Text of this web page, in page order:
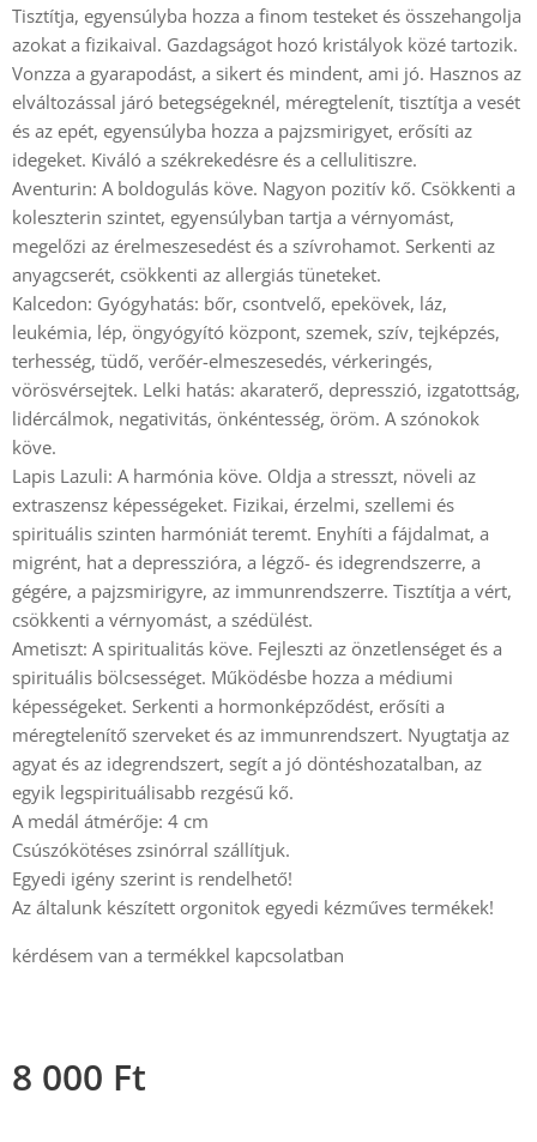
Tisztítja, egyensúlyba hozza a finom testeket és összehangolja
azokat a fizikaival. Gazdagságot hozó kristályok közé tartozik.
Vonzza a gyarapodást, a sikert és mindent, ami jó. Hasznos az
elváltozással járó betegségeknél, méregtelenít, tisztítja a vesét
és az epét, egyensúlyba hozza a pajzsmirigyet, erősíti az
idegeket. Kiváló a székrekedésre és a cellulitiszre.
Aventurin: A boldogulás köve. Nagyon pozitív kő. Csökkenti a
koleszterin szintet, egyensúlyban tartja a vérnyomást,
megelőzi az érelmeszesedést és a szívrohamot. Serkenti az
anyagcserét, csökkenti az allergiás tüneteket.
Kalcedon: Gyógyhatás: bőr, csontvelő, epekövek, láz,
leukémia, lép, öngyógyító központ, szemek, szív, tejképzés,
terhesség, tüdő, verőér-elmeszesedés, vérkeringés,
vörösvérsejtek. Lelki hatás: akaraterő, depresszió, izgatottság,
lidércálmok, negativitás, önkéntesség, öröm. A szónokok
köve.
Lapis Lazuli: A harmónia köve. Oldja a stresszt, növeli az
extraszensz képességeket. Fizikai, érzelmi, szellemi és
spirituális szinten harmóniát teremt. Enyhíti a fájdalmat, a
migrént, hat a depresszióra, a légző- és idegrendszerre, a
gégére, a pajzsmirigyre, az immunrendszerre. Tisztítja a vért,
csökkenti a vérnyomást, a szédülést.
Ametiszt: A spiritualitás köve. Fejleszti az önzetlenséget és a
spirituális bölcsességet. Működésbe hozza a médiumi
képességeket. Serkenti a hormonképződést, erősíti a
méregtelenítő szerveket és az immunrendszert. Nyugtatja az
agyat és az idegrendszert, segít a jó döntéshozatalban, az
egyik legspirituálisabb rezgésű kő.
A medál átmérője: 4 cm
Csúszókötéses zsinórral szállítjuk.
Egyedi igény szerint is rendelhető!
Az általunk készített orgonitok egyedi kézműves termékek!
kérdésem van a termékkel kapcsolatban
8 000 Ft